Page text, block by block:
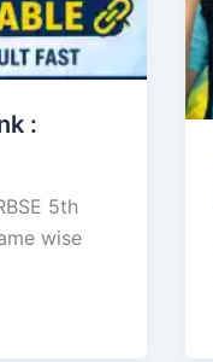
:
5th
wise